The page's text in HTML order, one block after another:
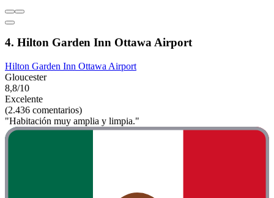
4. Hilton Garden Inn Ottawa Airport
Hilton Garden Inn Ottawa Airport
Gloucester
8,8/10
Excelente
(2.436 comentarios)
"Habitación muy amplia y limpia."